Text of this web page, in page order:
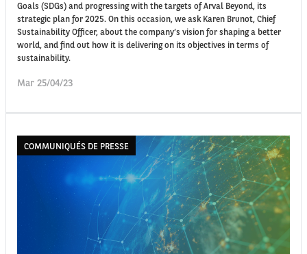
Goals (SDGs) and progressing with the targets of Arval Beyond, its
strategic plan for 2025. On this occasion, we ask Karen Brunot, Chief
Sustainability Officer, about the company’s vision for shaping a better
world, and find out how it is delivering on its objectives in terms of
sustainability.
Mar 25/04/23
COMMUNIQUÉS DE PRESSE